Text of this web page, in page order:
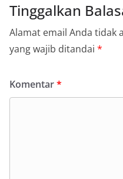
Tinggalkan
Alamat email Anda tidak
yang wajib ditandai *
Komentar*